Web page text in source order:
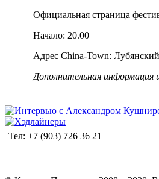
Официальная страница
Начало: 20.00
Адрес China-Town:
Дополнительная
Тел: +7 (903) 726 36 21